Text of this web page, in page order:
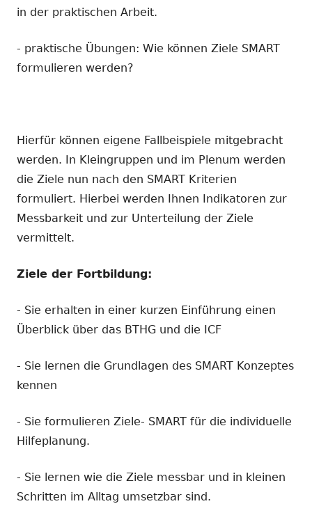
in der praktischen Arbeit.
- praktische Übungen: Wie können Ziele SMART
formulieren werden?
Hierfür können eigene Fallbeispiele mitgebracht
werden. In Kleingruppen und im Plenum werden
die Ziele nun nach den SMART Kriterien
formuliert. Hierbei werden Ihnen Indikatoren zur
Messbarkeit und zur Unterteilung der Ziele
vermittelt.
Ziele der Fortbildung:
- Sie erhalten in einer kurzen Einführung einen
Überblick über das BTHG und die ICF
- Sie lernen die Grundlagen des SMART Konzeptes
kennen
- Sie formulieren Ziele- SMART für die individuelle
Hilfeplanung.
- Sie lernen wie die Ziele messbar und in kleinen
Schritten im Alltag umsetzbar sind.